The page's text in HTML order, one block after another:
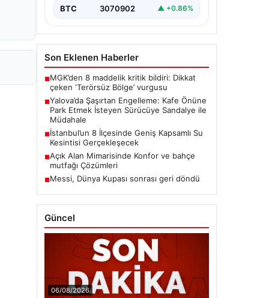
BTC 3070902 ▲ +0.86%
Son Eklenen Haberler
■MGK’den 8 maddelik kritik bildiri: Dikkat
çeken ‘Terörsüz Bölge’ vurgusu
■Yalova’da Şaşırtan Engelleme: Kafe Önüne
Park Etmek İsteyen Sürücüye Sandalye ile
Müdahale
■İstanbul’un 8 İlçesinde Geniş Kapsamlı Su
Kesintisi Gerçekleşecek
■Açık Alan Mimarisinde Konfor ve bahçe
mutfağı Çözümleri
■Messi, Dünya Kupası sonrası geri döndü
Güncel
06/08/2026